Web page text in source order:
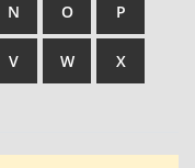
N O P
V W X